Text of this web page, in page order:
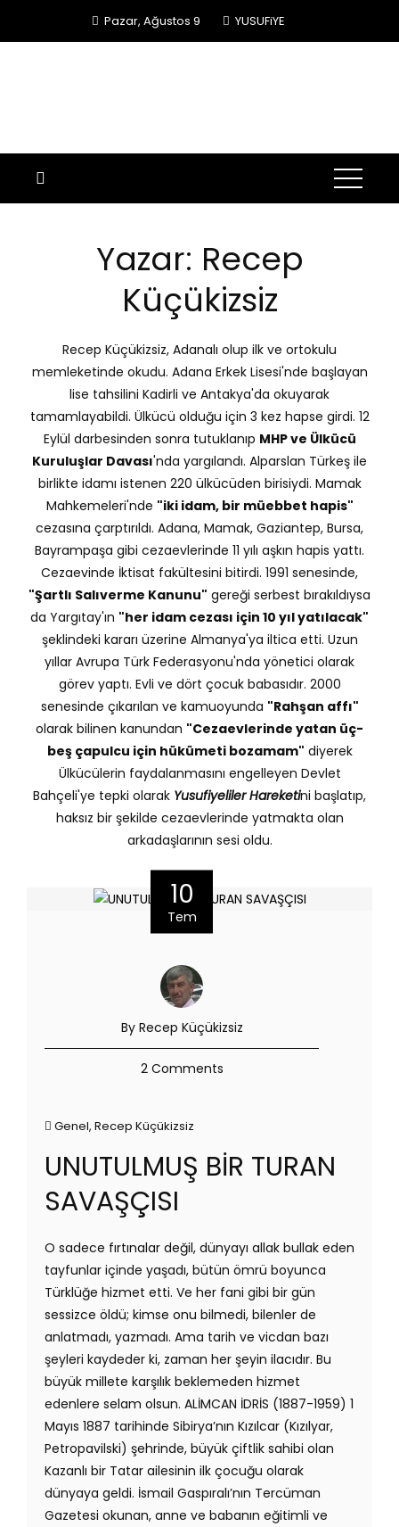
Pazar, Ağustos 9 YUSUFiYE
Yazar: Recep
Küçükizsiz
Recep Küçükizsiz, Adanalı olup ilk ve ortokulu
memleketinde okudu. Adana Erkek Lisesi'nde başlayan
lise tahsilini Kadirli ve Antakya'da okuyarak
tamamlayabildi. Ülkücü olduğu için 3 kez hapse girdi. 12
Eylül darbesinden sonra tutuklanıp MHP ve Ülkücü
Kuruluşlar Davası'nda yargılandı. Alparslan Türkeş ile
birlikte idamı istenen 220 ülkücüden birisiydi. Mamak
Mahkemeleri'nde "iki idam, bir müebbet hapis"
cezasına çarptırıldı. Adana, Mamak, Gaziantep, Bursa,
Bayrampaşa gibi cezaevlerinde 11 yılı aşkın hapis yattı.
Cezaevinde İktisat fakültesini bitirdi. 1991 senesinde,
"Şartlı Salıverme Kanunu" gereği serbest bırakıldıysa
da Yargıtay'ın "her idam cezası için 10 yıl yatılacak"
şeklindeki kararı üzerine Almanya'ya iltica etti. Uzun
yıllar Avrupa Türk Federasyonu'nda yönetici olarak
görev yaptı. Evli ve dört çocuk babasıdır. 2000
senesinde çıkarılan ve kamuoyunda "Rahşan affı"
olarak bilinen kanundan "Cezaevlerinde yatan üç-
beş çapulcu için hükümeti bozamam" diyerek
Ülkücülerin faydalanmasını engelleyen Devlet
Bahçeli'ye tepki olarak Yusufiyeliler Hareketini başlatıp,
haksız bir şekilde cezaevlerinde yatmakta olan
arkadaşlarının sesi oldu.
10
Tem
By Recep Küçükizsiz
2 Comments
Genel, Recep Küçükizsiz
UNUTULMUŞ BİR TURAN
SAVAŞÇISI
O sadece fırtınalar değil, dünyayı allak bullak eden
tayfunlar içinde yaşadı, bütün ömrü boyunca
Türklüğe hizmet etti. Ve her fani gibi bir gün
sessizce öldü; kimse onu bilmedi, bilenler de
anlatmadı, yazmadı. Ama tarih ve vicdan bazı
şeyleri kaydeder ki, zaman her şeyin ilacıdır. Bu
büyük millete karşılık beklemeden hizmet
edenlere selam olsun. ALİMCAN İDRİS (1887-1959) 1
Mayıs 1887 tarihinde Sibirya’nın Kızılcar (Kızılyar,
Petropavilski) şehrinde, büyük çiftlik sahibi olan
Kazanlı bir Tatar ailesinin ilk çocuğu olarak
dünyaya geldi. İsmail Gaspıralı’nın Tercüman
Gazetesi okunan, anne ve babanın eğitimli ve